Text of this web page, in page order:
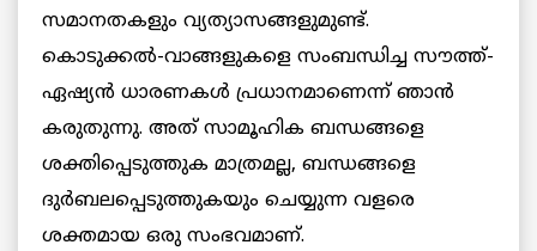
സമാനതകളും വ്യത്യാസങ്ങളുമുണ്ട്.
കൊടുക്കൽ-വാങ്ങളുകളെ സംബന്ധിച്ച സൗത്ത്-
ഏഷ്യൻ ധാരണകൾ പ്രധാനമാണെന്ന് ഞാൻ
കരുതുന്നു. അത് സാമൂഹിക ബന്ധങ്ങളെ
ശക്തിപ്പെടുത്തുക മാത്രമല്ല, ബന്ധങ്ങളെ
ദുർബലപ്പെടുത്തുകയും ചെയ്യുന്ന വളരെ
ശക്തമായ ഒരു സംഭവമാണ്.